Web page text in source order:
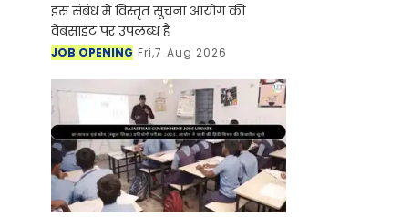
इस संबंध में विस्तृत सूचना आयोग की
वेबसाइट पर उपलब्ध है
JOB OPENING Fri,7 Aug 2026